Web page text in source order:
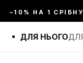
–10% НА 1
ДЛЯ НЬОГО